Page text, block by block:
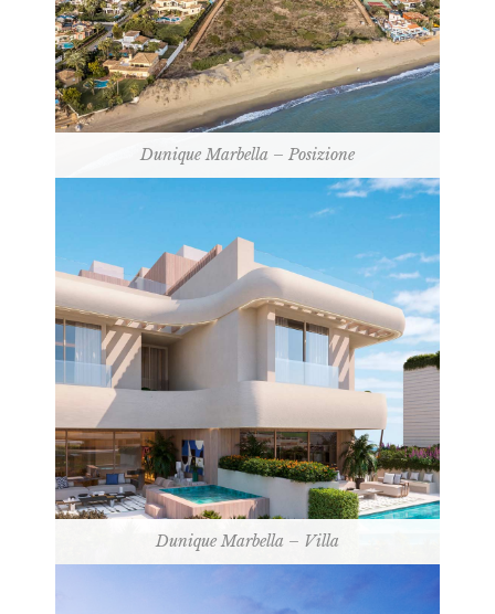
Dunique Marbella – Posizione
Dunique Marbella – Villa